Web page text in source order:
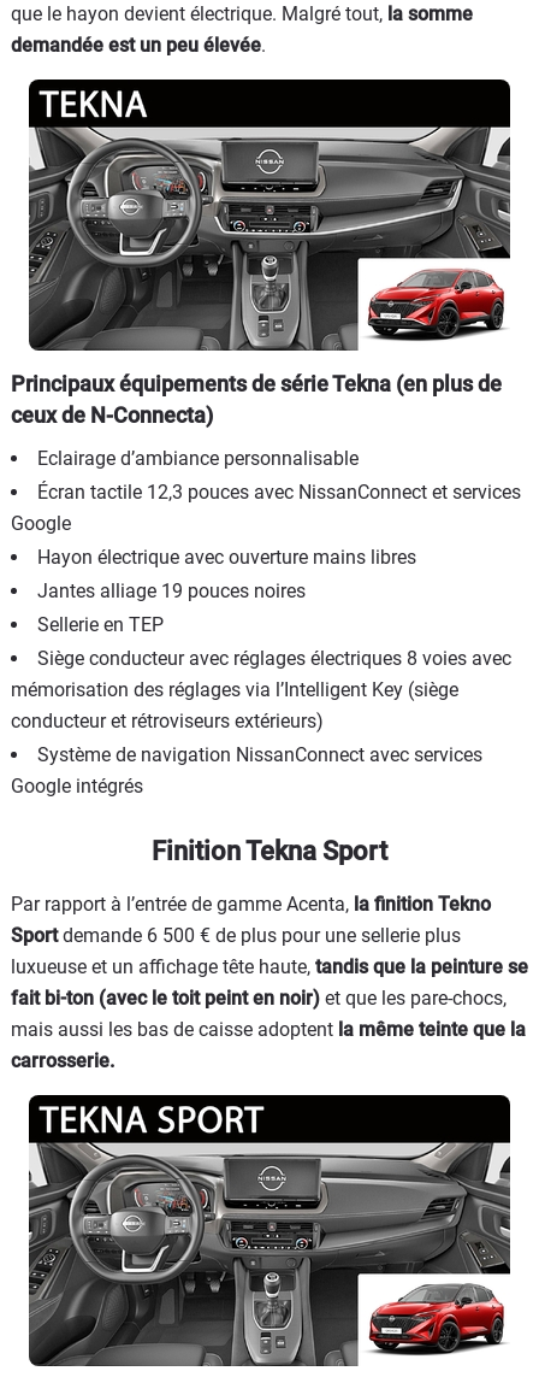
que le hayon devient électrique. Malgré tout, la somme
demandée est un peu élevée.
Principaux équipements de série Tekna (en plus de
ceux de N-Connecta)
Eclairage d’ambiance personnalisable
Écran tactile 12,3 pouces avec NissanConnect et services
Google
Hayon électrique avec ouverture mains libres
Jantes alliage 19 pouces noires
Sellerie en TEP
Siège conducteur avec réglages électriques 8 voies avec
mémorisation des réglages via l’Intelligent Key (siège
conducteur et rétroviseurs extérieurs)
Système de navigation NissanConnect avec services
Google intégrés
Finition Tekna Sport
Par rapport à l’entrée de gamme Acenta, la finition Tekno
Sportdemande 6 500 € de plus pour une sellerie plus
luxueuse et un affichage tête haute, tandis que la peinture se
fait bi-ton (avec le toit peint en noir) et que les pare-chocs,
mais aussi les bas de caisse adoptent la même teinte que la
carrosserie.